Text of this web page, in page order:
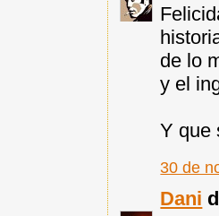
de lo
y el
Y que
30 de
Dani